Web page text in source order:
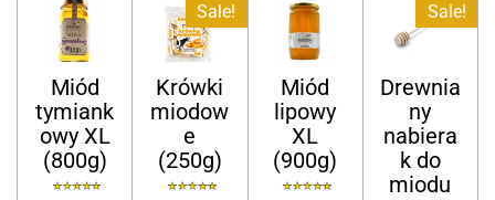
Miód
tymiank
owy XL
(800g)
Sale!
Krówki
miodow
e
(250g)
Miód
lipowy
XL
(900g)
Sale!
Drewnia
ny
nabiera
k do
miodu